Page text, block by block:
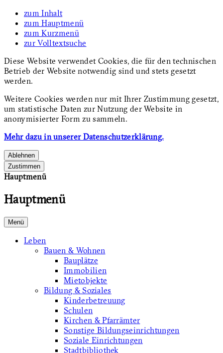
zum Inhalt
zum Hauptmenü
zum Kurzmenü
zur Volltextsuche
Diese Website verwendet Cookies, die für den technischen
Betrieb der Website notwendig sind und stets gesetzt
werden.
Weitere Cookies werden nur mit Ihrer Zustimmung gesetzt,
um statistische Daten zur Nutzung der Website in
anonymisierter Form zu sammeln.
Mehr dazu in unserer Datenschutzerklärung.
Ablehnen
Zustimmen
Hauptmenü
Hauptmenü
Menü
Leben
Bauen & Wohnen
Bauplätze
Immobilien
Mietobjekte
Bildung & Soziales
Kinderbetreuung
Schulen
Kirchen & Pfarrämter
Sonstige Bildungseinrichtungen
Soziale Einrichtungen
Stadtbibliothek